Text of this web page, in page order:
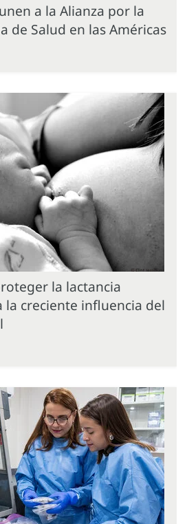
a la Alianza por la
de Salud en las Américas
la lactancia
creciente influencia del